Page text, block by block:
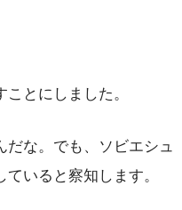
とにしました。
な。でも、ソビエシュ
いると察知します。